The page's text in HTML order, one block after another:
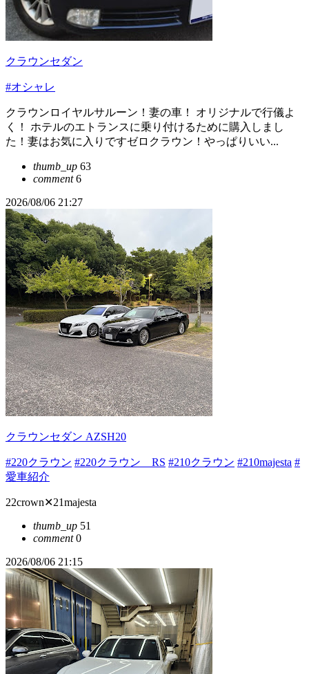
クラウンセダン
#オシャレ
クラウンロイヤルサルーン！妻の車！ オリジナルで行儀よ
く！ ホテルのエトランスに乗り付けるために購入しまし
た！妻はお気に入りですゼロクラウン！やっぱりいい...
thumb_up 63
comment6
2026/08/06 21:27
クラウンセダン AZSH20
#220クラウン #220クラウン RS #210クラウン #210majesta #
愛車紹介
22crown✕‬21majesta
thumb_up 51
comment0
2026/08/06 21:15